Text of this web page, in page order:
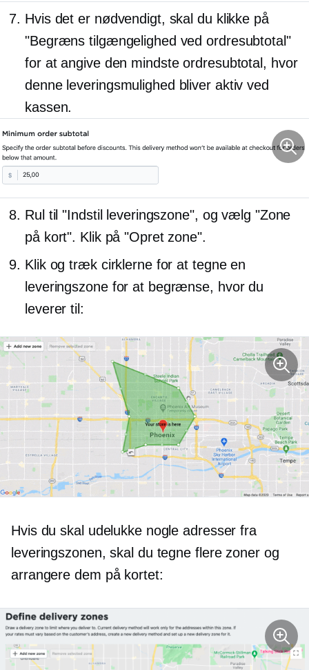
Hvis det er nødvendigt, skal du klikke på
"Begræns tilgængelighed ved ordresubtotal"
for at angive den mindste ordresubtotal, hvor
denne leveringsmulighed bliver aktiv ved
kassen.
Rul til "Indstil leveringszone", og vælg "Zone
på kort". Klik på "Opret zone".
Klik og træk cirklerne for at tegne en
leveringszone for at begrænse, hvor du
leverer til:
Hvis du skal udelukke nogle adresser fra
leveringszonen, skal du tegne flere zoner og
arrangere dem på kortet: